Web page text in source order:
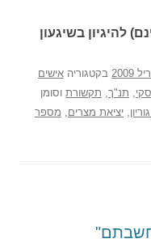
להיגיון בשיגעון
בקטגוריה אישים
, תנ"ך, תקשורת וסומן
, יציאת מצרים, מספר